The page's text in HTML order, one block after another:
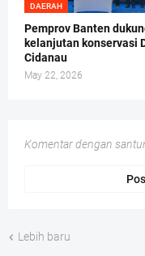
DAERAH
Pemprov Banten
kelanjutan konservasi
Cidanau
May 22, 2026
Komentar dengan
Lebih baru